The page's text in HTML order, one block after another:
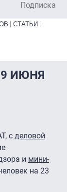
Подписка
СТАТЬИ
ИЮНЯ
с деловой
и мини-
на 23